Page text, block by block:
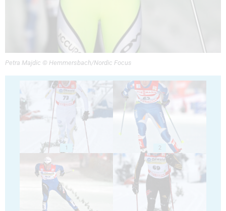
Petra Majdic © Hemmersbach/Nordic Focus
1 2